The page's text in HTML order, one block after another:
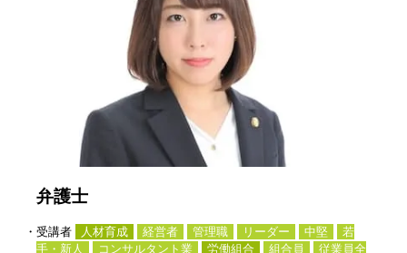
弁護士
・受講者 人材育成 経営者 管理職 リーダー 中堅
若
手・新人
コンサルタント業 労働組合 組合員
従業員全